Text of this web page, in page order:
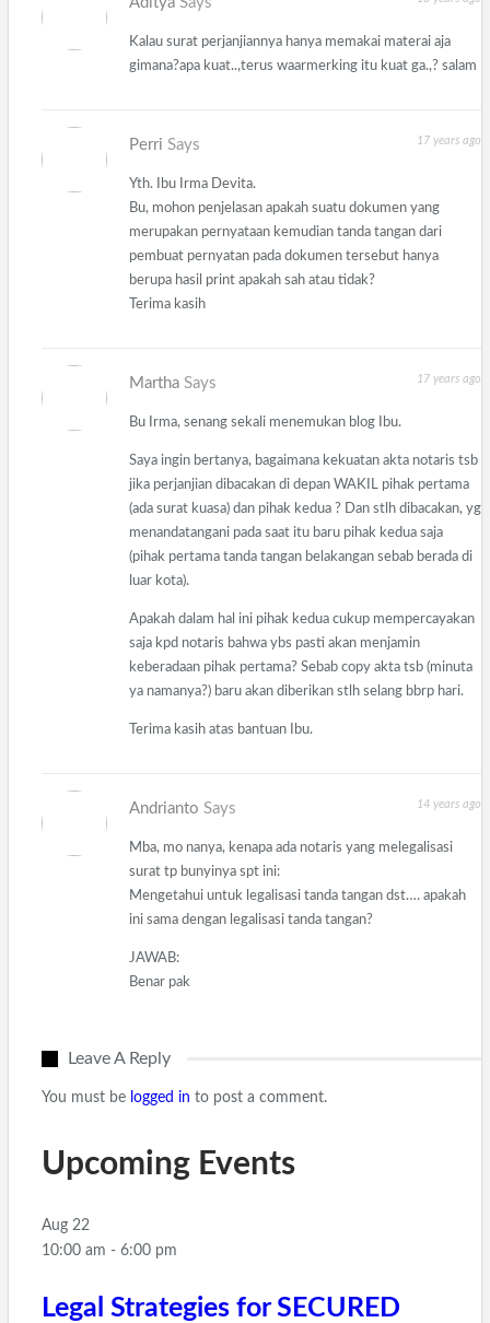
Kalau surat perjanjiannya hanya memakai materai aja
gimana?apa kuat..,terus waarmerking itu kuat ga.,? salam
Perri Says 17 years ago
Yth. Ibu Irma Devita.
Bu, mohon penjelasan apakah suatu dokumen yang
merupakan pernyataan kemudian tanda tangan dari
pembuat pernyatan pada dokumen tersebut hanya
berupa hasil print apakah sah atau tidak?
Terima kasih
Martha Says 17 years ago
Bu Irma, senang sekali menemukan blog Ibu.
Saya ingin bertanya, bagaimana kekuatan akta notaris tsb
jika perjanjian dibacakan di depan WAKIL pihak pertama
(ada surat kuasa) dan pihak kedua ? Dan stlh dibacakan, yg
menandatangani pada saat itu baru pihak kedua saja
(pihak pertama tanda tangan belakangan sebab berada di
luar kota).
Apakah dalam hal ini pihak kedua cukup mempercayakan
saja kpd notaris bahwa ybs pasti akan menjamin
keberadaan pihak pertama? Sebab copy akta tsb (minuta
ya namanya?) baru akan diberikan stlh selang bbrp hari.
Terima kasih atas bantuan Ibu.
Andrianto Says 14 years ago
Mba, mo nanya, kenapa ada notaris yang melegalisasi
surat tp bunyinya spt ini:
Mengetahui untuk legalisasi tanda tangan dst…. apakah
ini sama dengan legalisasi tanda tangan?
JAWAB:
Benar pak
Leave A Reply
You must be logged in to post a comment.
Upcoming Events
Aug 22
10:00 am - 6:00 pm
Legal Strategies for SECURED